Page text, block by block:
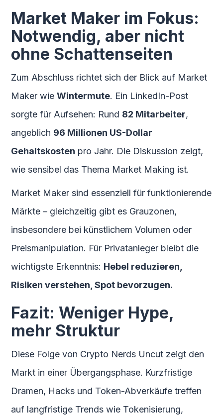
Market Maker im Fokus:
Notwendig, aber nicht
ohne Schattenseiten
Zum Abschluss richtet sich der Blick auf Market
Maker wieWintermute. Ein LinkedIn-Post
sorgte für Aufsehen: Rund 82 Mitarbeiter,
angeblich 96 Millionen US-Dollar
Gehaltskosten pro Jahr. Die Diskussion zeigt,
wie sensibel das Thema Market Making ist.
Market Maker sind essenziell für funktionierende
Märkte – gleichzeitig gibt es Grauzonen,
insbesondere bei künstlichem Volumen oder
Preismanipulation. Für Privatanleger bleibt die
wichtigste Erkenntnis: Hebel reduzieren,
Risiken verstehen, Spot bevorzugen.
Fazit: Weniger Hype,
mehr Struktur
Diese Folge von Crypto Nerds Uncut zeigt den
Markt in einer Übergangsphase. Kurzfristige
Dramen, Hacks und Token-Abverkäufe treffen
auf langfristige Trends wie Tokenisierung,